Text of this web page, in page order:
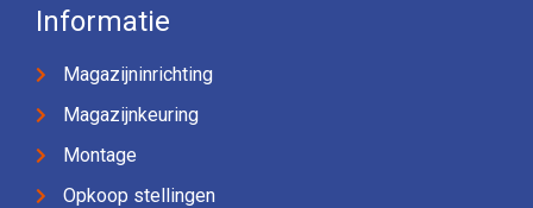
Informatie
Magazijninrichting
Magazijnkeuring
Montage
Opkoop stellingen